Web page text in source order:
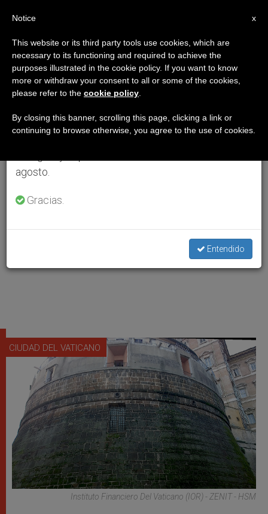
CIUDAD DEL VATICANO
Instituto Financiero Del Vaticano (IOR) - ZENIT - HSM
×
Aviso importante
Del 27 de julio al 7 de agosto haremos la pausa
anual, aprovechando que en el periodo de verano
se generan menos informaciones y también el
agosto.
Gracias.
Entendido
x
Notice
This website or its third party tools use cookies, which are
necessary to its functioning and required to achieve the
purposes illustrated in the cookie policy. If you want to know
more or withdraw your consent to all or some of the cookies,
please refer to the cookie policy
By closing this banner, scrolling this page, clicking a link or
continuing to browse otherwise, you agree to the use of cookies.